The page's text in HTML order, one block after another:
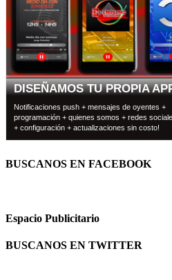
BUSCANOS EN FACEBOOK
Espacio Publicitario
BUSCANOS EN TWITTER